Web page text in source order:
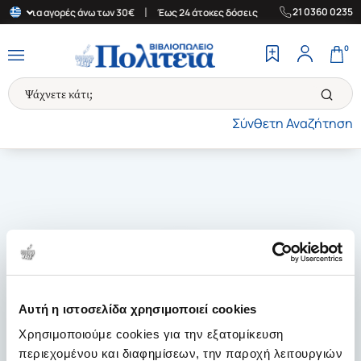
Αυτή η ιστοσελίδα χρησιμοποιεί cookies
Χρησιμοποιούμε cookies για την εξατομίκευση
περιεχομένου και διαφημίσεων, την παροχή λειτουργιών
για αγορές άνω των 30€ Έως 24 άτοκες δόσεις | Δωρεάν
21 0360 0235
Σύνθετη Αναζήτηση
0